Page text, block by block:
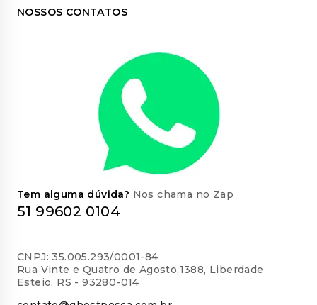
NOSSOS CONTATOS
Tem alguma dúvida? Nos chama no Zap
51 99602 0104
CNPJ: 35.005.293/0001-84
Rua Vinte e Quatro de Agosto,1388, Liberdade
Esteio, RS - 93280-014